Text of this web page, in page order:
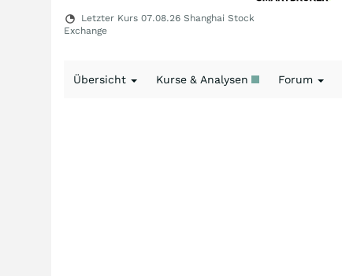
Letzter Kurs 07.08.26 Shanghai Stock
Exchange
Übersicht Kurse & Analysen Forum